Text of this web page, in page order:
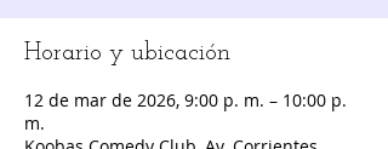
Horario y ubicación
12 de mar de 2026, 9:00 p. m. – 10:00 p.
m.